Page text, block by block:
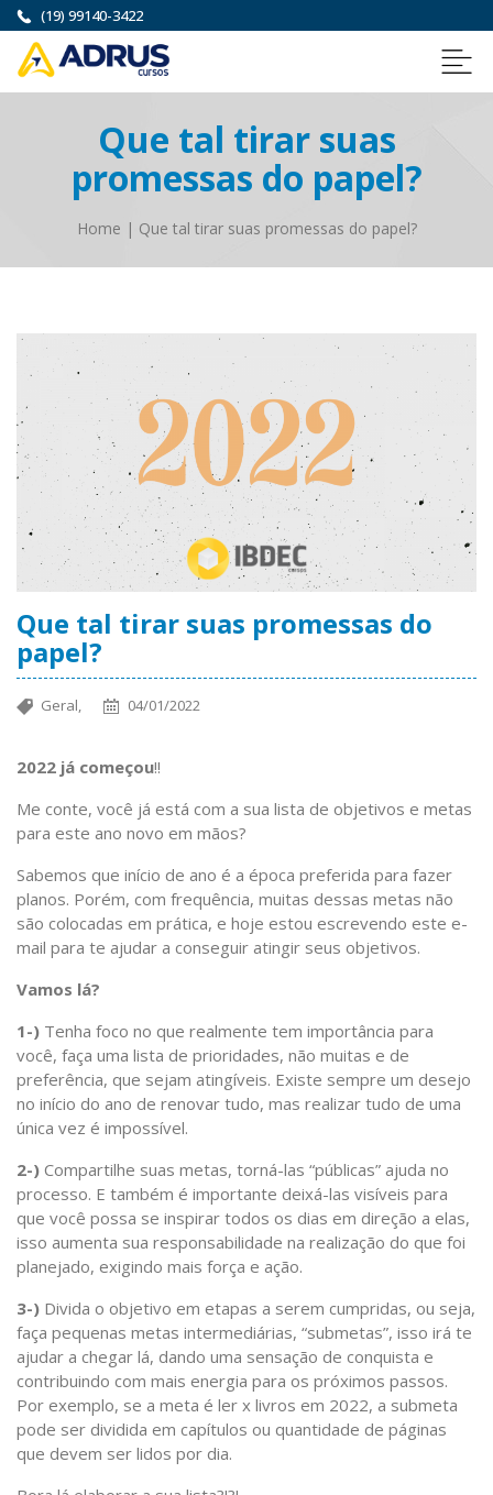
(19) 99140-3422
Que tal tirar suas
promessas do papel?
Home | Que tal tirar suas promessas do papel?
Que tal tirar suas promessas do
papel?
Geral, 04/01/2022
2022 já começou!!
Me conte, você já está com a sua lista de objetivos e metas
para este ano novo em mãos?
Sabemos que início de ano é a época preferida para fazer
planos. Porém, com frequência, muitas dessas metas não
são colocadas em prática, e hoje estou escrevendo este e-
mail para te ajudar a conseguir atingir seus objetivos.
Vamos lá?
1-) Tenha foco no que realmente tem importância para
você, faça uma lista de prioridades, não muitas e de
preferência, que sejam atingíveis. Existe sempre um desejo
no início do ano de renovar tudo, mas realizar tudo de uma
única vez é impossível.
2-) Compartilhe suas metas, torná-las “públicas” ajuda no
processo. E também é importante deixá-las visíveis para
que você possa se inspirar todos os dias em direção a elas,
isso aumenta sua responsabilidade na realização do que foi
planejado, exigindo mais força e ação.
3-) Divida o objetivo em etapas a serem cumpridas, ou seja,
faça pequenas metas intermediárias, “submetas”, isso irá te
ajudar a chegar lá, dando uma sensação de conquista e
contribuindo com mais energia para os próximos passos.
Por exemplo, se a meta é ler x livros em 2022, a submeta
pode ser dividida em capítulos ou quantidade de páginas
que devem ser lidos por dia.